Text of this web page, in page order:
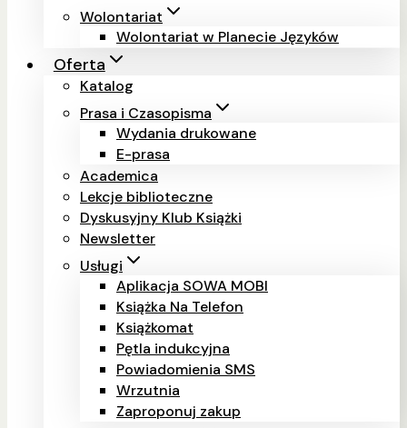
Wolontariat
Wolontariat w Planecie Języków
Oferta
Katalog
Prasa i Czasopisma
Wydania drukowane
E-prasa
Academica
Lekcje biblioteczne
Dyskusyjny Klub Książki
Newsletter
Usługi
Aplikacja SOWA MOBI
Książka Na Telefon
Książkomat
Pętla indukcyjna
Powiadomienia SMS
Wrzutnia
Zaproponuj zakup